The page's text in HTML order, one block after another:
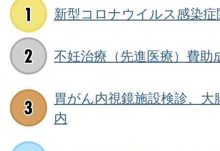
新型コロナウイルス感染症
不妊治療（先進医療）費助
胃がん内視鏡施設検診、
内